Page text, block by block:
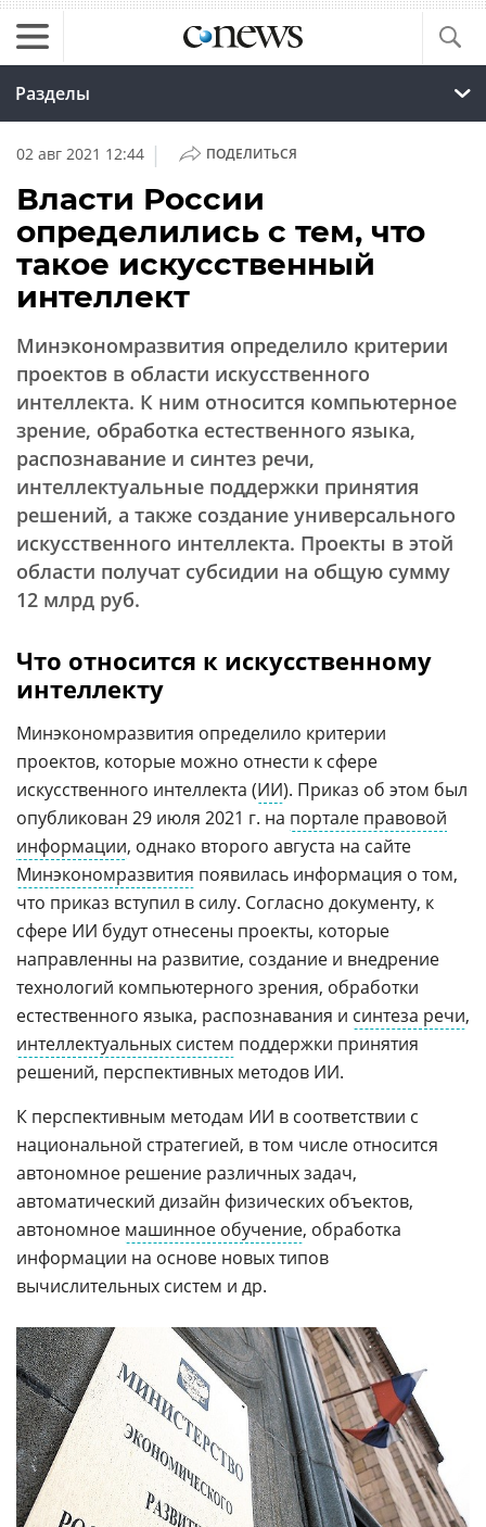
Разделы
02 авг 2021 12:44 | ПОДЕЛИТЬСЯ
Власти России
определились с тем, что
такое искусственный
интеллект
Минэкономразвития определило критерии
проектов в области искусственного
интеллекта. К ним относится компьютерное
зрение, обработка естественного языка,
распознавание и синтез речи,
интеллектуальные поддержки принятия
решений, а также создание универсального
искусственного интеллекта. Проекты в этой
области получат субсидии на общую сумму
12 млрд руб.
Что относится к искусственному
интеллекту
Минэкономразвития определило критерии
проектов, которые можно отнести к сфере
искусственного интеллекта (ИИ). Приказ об этом был
опубликован 29 июля 2021 г. на портале правовой
информации, однако второго августа на сайте
Минэкономразвития появилась информация о том,
что приказ вступил в силу. Согласно документу, к
сфере ИИ будут отнесены проекты, которые
направленны на развитие, создание и внедрение
технологий компьютерного зрения, обработки
естественного языка, распознавания и синтеза речи,
интеллектуальных систем поддержки принятия
решений, перспективных методов ИИ.
К перспективным методам ИИ в соответствии с
национальной стратегией, в том числе относится
автономное решение различных задач,
автоматический дизайн физических объектов,
автономное машинное обучение, обработка
информации на основе новых типов
вычислительных систем и др.